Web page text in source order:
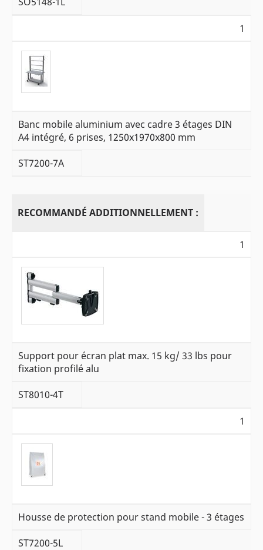
1
Banc mobile aluminium avec cadre 3 étages DIN
A4 intégré, 6 prises, 1250x1970x800 mm
ST7200-7A
RECOMMANDÉ ADDITIONNELLEMENT :
1
Support pour écran plat max. 15 kg/ 33 lbs pour
fixation profilé alu
ST8010-4T
1
Housse de protection pour stand mobile - 3 étages
ST7200-5L